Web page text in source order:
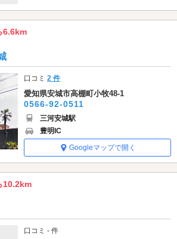
6.6km
口コミ2 件
愛知県安城市高棚町小牧48-1
0566-92-0511
三河安城駅
豊明IC
Googleマップで開く
10.2km
口コミ - 件